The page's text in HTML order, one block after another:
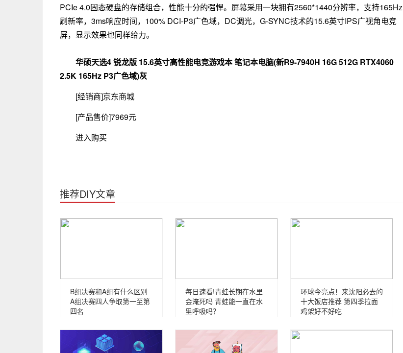
PCIe 4.0固态硬盘的存储组合，性能十分的强悍。屏幕采用一块拥有2560*1440分辨率，支持165Hz
刷新率，3ms响应时间，100% DCI-P3广色域，DC调光，G-SYNC技术的15.6英寸IPS广视角电竞
屏，显示效果也同样给力。
华硕天选4 锐龙版 15.6英寸高性能电竞游戏本 笔记本电脑(新R9-7940H 16G 512G RTX4060
2.5K 165Hz P3广色域)灰
[经销商]京东商城
[产品售价]7969元
进入购买
推荐DIY文章
B组决赛和A组有什么区别
A组决赛四人争取第一至第
四名
每日速看!青蛙长期在水里
会淹死吗 青蛙能一直在水
里呼吸吗？
环球今亮点！来沈阳必去的
十大饭店推荐 第四季拉面
鸡架好不好吃